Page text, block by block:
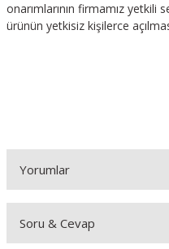
onarımlarının firmamız yetkili
ürünün yetkisiz kişilerce
Yorumlar
Bu ürüne ilk
Soru & Cevap